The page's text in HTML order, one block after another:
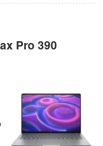
Pro 390